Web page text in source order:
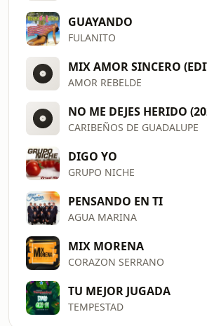
GUAYANDO
FULANITO
AMOR REBELDE
NO ME DEJES HERIDO
CARIBEÑOS DE GUADALUPE
DIGO YO
GRUPO NICHE
PENSANDO EN TI
AGUA MARINA
MIX MORENA
CORAZON SERRANO
TU MEJOR JUGADA
TEMPESTAD